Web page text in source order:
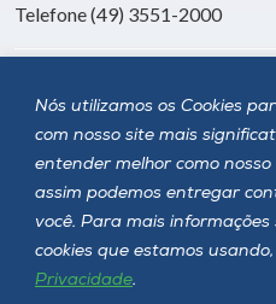
Nós utilizamos os Cookies
com nosso site mais
entender melhor como
assim podemos entregar
você. Para mais
cookies que estamos
Privacidade.
Telefone (49) 3551-2000
Siga a Unoesc